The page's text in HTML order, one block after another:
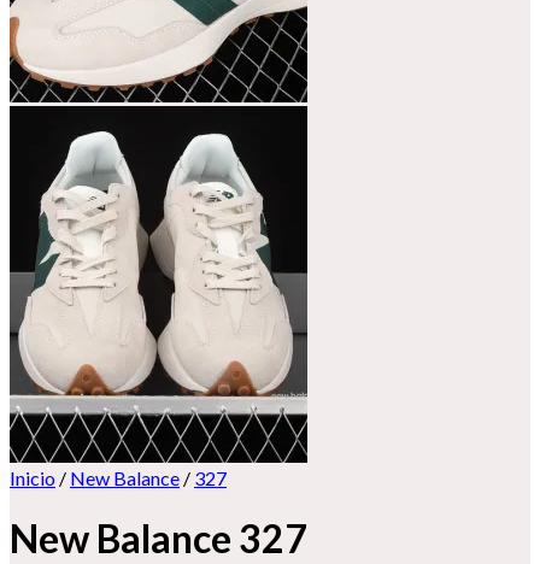
Inicio / New Balance / 327
New Balance 327